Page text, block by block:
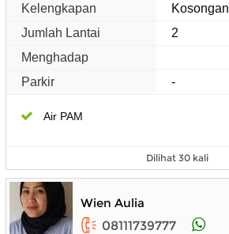
Kelengkapan
Kosongan
Jumlah Lantai
2
Menghadap
Parkir
-
Air PAM
Dilihat 30 kali
Wien Aulia
08111739777